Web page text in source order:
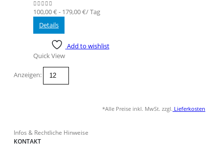
0out of 5
100,00€ - 179,00€/ Tag
Details
Add to wishlist
Quick View
Anzeigen:
*Alle Preise inkl. MwSt. zzgl. Lieferkosten
Infos & Rechtliche Hinweise
KONTAKT